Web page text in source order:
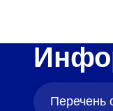
Перечень